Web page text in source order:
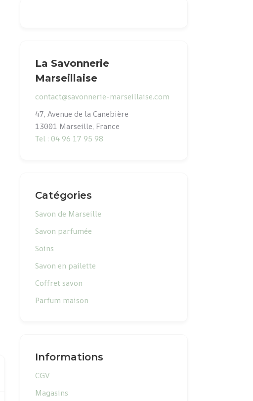
La Savonnerie
Marseillaise
contact@savonnerie-marseillaise.com
47, Avenue de la Canebière
13001 Marseille, France
Tel : 04 96 17 95 98
Catégories
Savon de Marseille
Savon parfumée
Soins
Savon en pailette
Coffret savon
Parfum maison
Informations
CGV
Magasins